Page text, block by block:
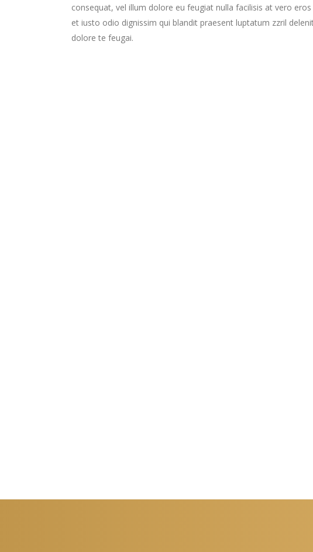
consequat, vel illum dolore eu feugiat nulla facilisis at vero
et iusto odio dignissim qui blandit praesent luptatum zzril
dolore te feugai.